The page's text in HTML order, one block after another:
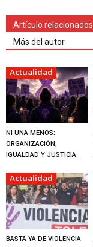
Artículo relacionados
Más del autor
Actualidad
NI UNA MENOS:
ORGANIZACIÓN,
IGUALDAD Y JUSTICIA.
Actualidad
BASTA YA DE VIOLENCIA